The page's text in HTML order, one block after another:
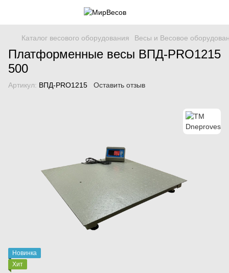
Каталог весового оборудования Весы и Весовое
Платформенные весы ВПД-PRO1215
500
Артикул: ВПД-PRO1215 Оставить отзыв
Новинка
Хит